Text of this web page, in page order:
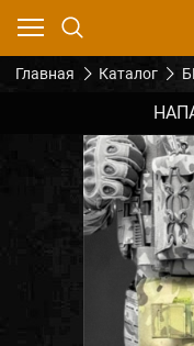
Главная Каталог